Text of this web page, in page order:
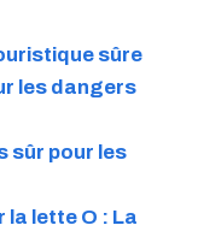
sûre
les dangers
sûr pour les
lette O : La